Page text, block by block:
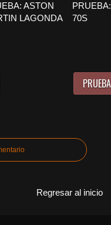
ASTON
LAGONDA
70S
Regresar al inicio